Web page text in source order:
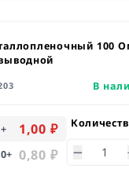
100
В
+ 1,00 ₽
+ 0,80 ₽